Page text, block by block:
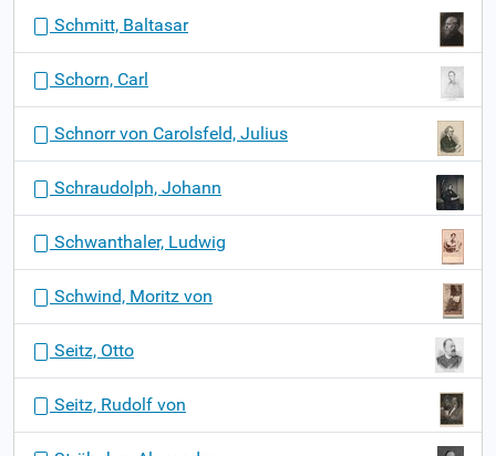
Schmitt, Baltasar
Schorn, Carl
Schnorr von Carolsfeld, Julius
Schraudolph, Johann
Schwanthaler, Ludwig
Schwind, Moritz von
Seitz, Otto
Seitz, Rudolf von